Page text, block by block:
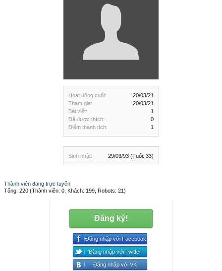
Hoạt động cuối:
20/03/21
Tham gia:
20/03/21
Bài viết:
1
Đã được thích:
0
Điểm thành tích:
1
Sinh nhật: 29/03/93 (Tuổi: 33)
Thành viên đang trực tuyến
Tổng: 220 (Thành viên: 0, Khách: 199, Robots: 21)
Đăng ký!
Đăng nhập với Facebook
Đăng nhập với Twitter
Đăng nhập với VK